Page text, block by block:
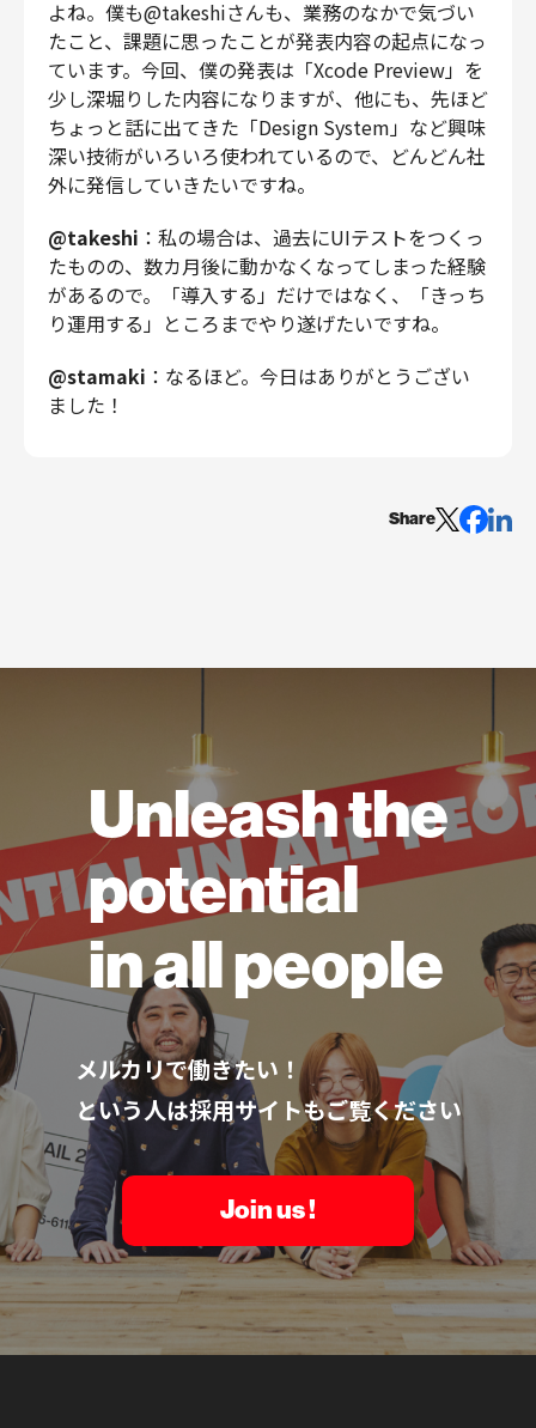
よね。僕も@takeshiさんも、業務のなかで気づい
たこと、課題に思ったことが発表内容の起点になっ
ています。今回、僕の発表は「Xcode Preview」を
少し深堀りした内容になりますが、他にも、先ほど
ちょっと話に出てきた「Design System」など興味
深い技術がいろいろ使われているので、どんどん社
外に発信していきたいですね。
@takeshi ：私の場合は、過去にUIテストをつくっ
たものの、数カ月後に動かなくなってしまった経験
があるので。「導入する」だけではなく、「きっち
り運用する」ところまでやり遂げたいですね。
@stamaki ：なるほど。今日はありがとうござい
ました！
Share
Unleash the
potential
in all people
メルカリで働きたい！
という人は採用サイトもご覧ください
Join us !